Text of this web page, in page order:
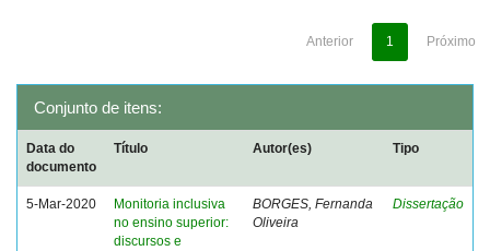
Anterior 1 Próximo
Conjunto de itens:
Data do
documento
Título Autor(es) Tipo
5-Mar-2020
Monitoria inclusiva
no ensino superior:
discursos e
BORGES, Fernanda
Oliveira
Dissertação